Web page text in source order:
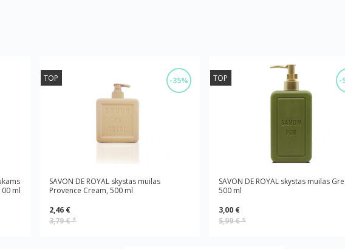
ml
-35%
TOP
SAVON DE ROYAL skystas muilas
Provence Cream, 500 ml
2,46 €
3,79 €*
-
TOP
SAVON DE ROYAL skystas muilas
500 ml
3,00 €
5,99 €*